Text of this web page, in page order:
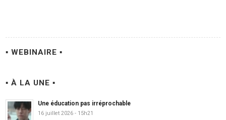
▪ WEBINAIRE ▪
▪ À LA UNE ▪
Une éducation pas irréprochable
16 juillet 2026 - 15h21